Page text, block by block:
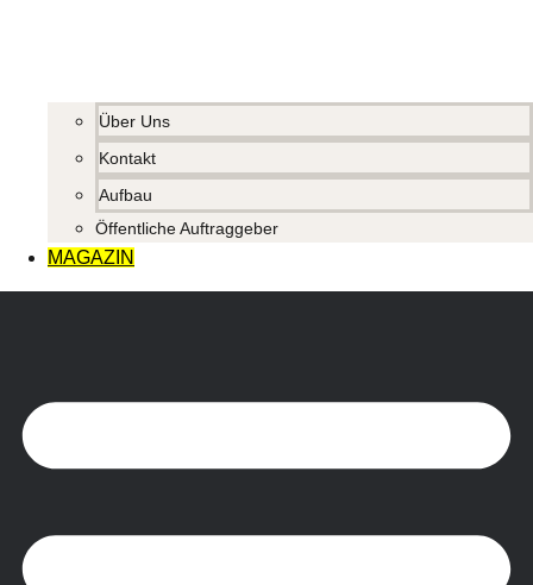
Über Uns
Kontakt
Aufbau
Öffentliche Auftraggeber
MAGAZIN